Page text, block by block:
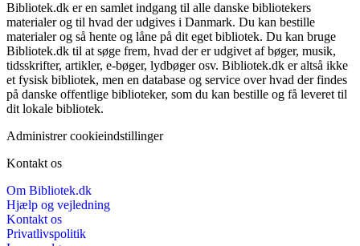
Bibliotek.dk er en samlet indgang til alle danske bibliotekers
materialer og til hvad der udgives i Danmark. Du kan bestille
materialer og så hente og låne på dit eget bibliotek. Du kan bruge
Bibliotek.dk til at søge frem, hvad der er udgivet af bøger, musik,
tidsskrifter, artikler, e-bøger, lydbøger osv. Bibliotek.dk er altså ikke
et fysisk bibliotek, men en database og service over hvad der findes
på danske offentlige biblioteker, som du kan bestille og få leveret til
dit lokale bibliotek.
Administrer cookieindstillinger
Kontakt os
Om Bibliotek.dk
Hjælp og vejledning
Kontakt os
Privatlivspolitik